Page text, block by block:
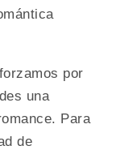
por
una
Para
de